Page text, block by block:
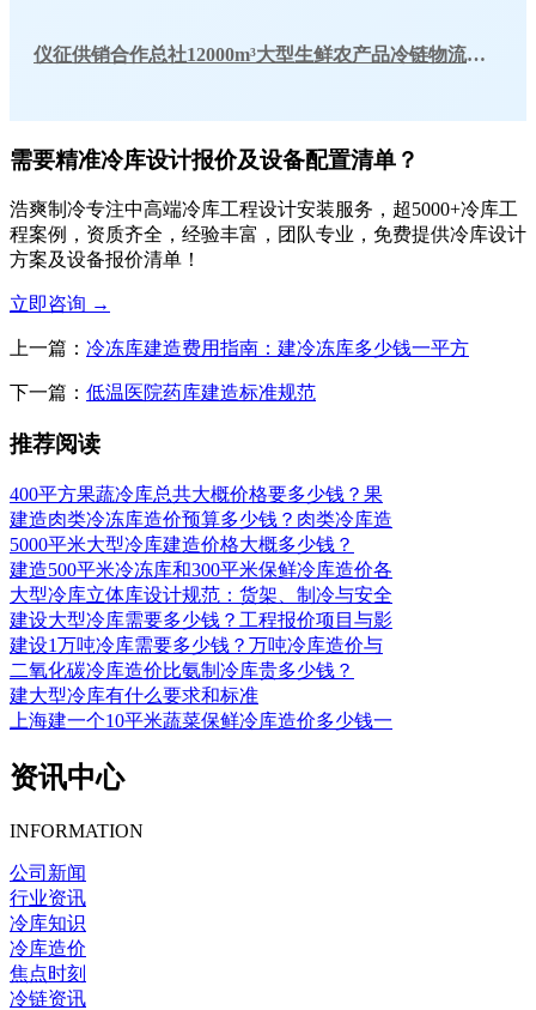
仪征供销合作总社12000m³大型生鲜农产品冷链物流冷库工程建造方案
需要精准冷库设计报价及设备配置清单？
浩爽制冷专注中高端冷库工程设计安装服务，超5000+冷库工
程案例，资质齐全，经验丰富，团队专业，免费提供冷库设计
方案及设备报价清单！
立即咨询 →
上一篇： 冷冻库建造费用指南：建冷冻库多少钱一平方
下一篇： 低温医院药库建造标准规范
推荐阅读
400平方果蔬冷库总共大概价格要多少钱？果
建造肉类冷冻库造价预算多少钱？肉类冷库造
5000平米大型冷库建造价格大概多少钱？
建造500平米冷冻库和300平米保鲜冷库造价各
大型冷库立体库设计规范：货架、制冷与安全
建设大型冷库需要多少钱？工程报价项目与影
建设1万吨冷库需要多少钱？万吨冷库造价与
二氧化碳冷库造价比氨制冷库贵多少钱？
建大型冷库有什么要求和标准
上海建一个10平米蔬菜保鲜冷库造价多少钱一
资讯中心
INFORMATION
公司新闻
行业资讯
冷库知识
冷库造价
焦点时刻
冷链资讯